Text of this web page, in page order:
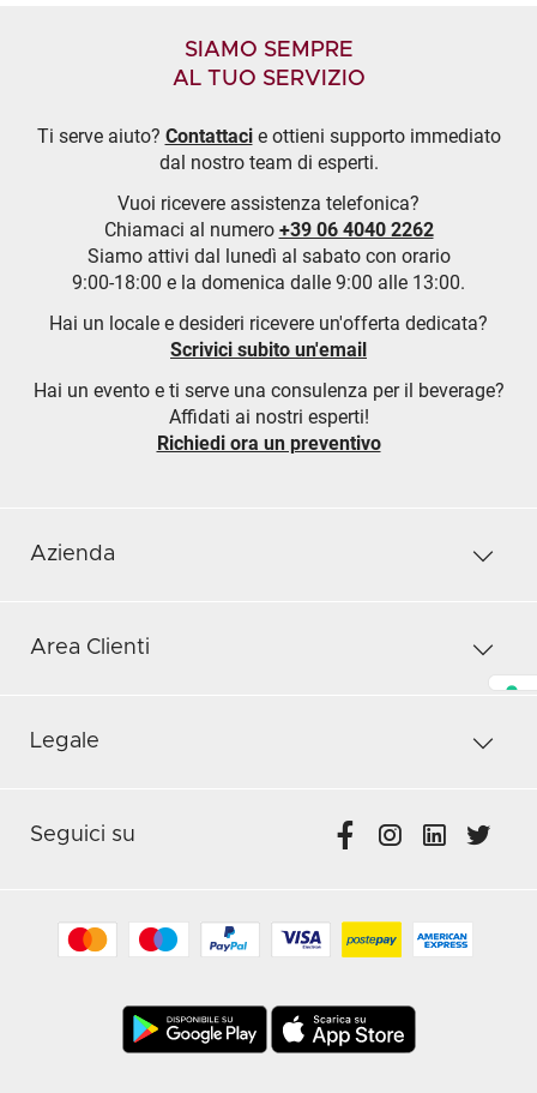
SIAMO SEMPRE
AL TUO SERVIZIO
Ti serve aiuto? Contattacie ottieni supporto immediato
dal nostro team di esperti.
Vuoi ricevere assistenza telefonica?
Chiamaci al numero +39 06 4040 2262
Siamo attivi dal lunedì al sabato con orario
9:00-18:00 e la domenica dalle 9:00 alle 13:00.
Hai un locale e desideri ricevere un'offerta dedicata?
Scrivici subito un'email
Hai un evento e ti serve una consulenza per il beverage?
Affidati ai nostri esperti!
Richiedi ora un preventivo
Azienda
Area Clienti
Legale
Seguici su